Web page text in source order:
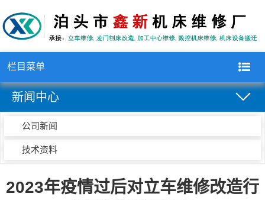
栏目菜单
新闻中心
公司新闻
技术资料
2023年疫情过后对立车维修改造行